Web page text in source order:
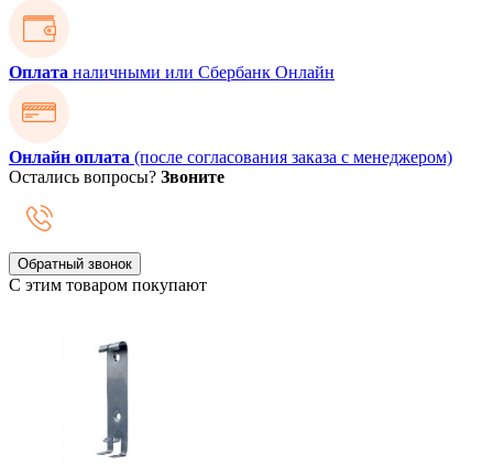
Оплата наличными или Сбербанк Онлайн
Онлайн оплата (после согласования заказа с менеджером)
Остались вопросы? Звоните
Обратный звонок
С этим товаром покупают